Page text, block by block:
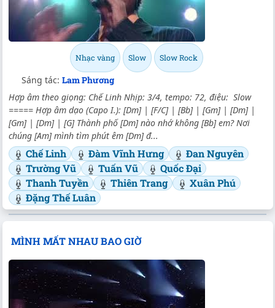
Nhạc vàng Slow Slow Rock
Sáng tác: Lam Phương
Hợp âm theo giọng: Chế Linh Nhịp: 3/4, tempo: 72, điệu: Slow
===== Hợp âm dạo (Capo I.): [Dm] | [F/C] | [Bb] | [Gm] | [Dm] |
[Gm] | [Dm] | [G] Thành phố [Dm] nào nhớ không [Bb] em? Nơi
chúng [Am] mình tìm phút êm [Dm] đ...
Chế Linh Đàm Vĩnh Hưng
Đan Nguyên
Trường Vũ
Tuấn Vũ
Quốc Đại
Thanh Tuyền
Thiên Trang
Xuân Phú
Đặng Thế Luân
MÌNH MẤT NHAU BAO GIỜ